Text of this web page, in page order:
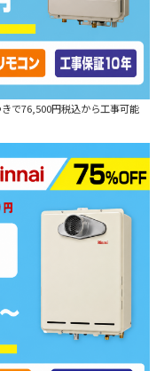
で76,500円税込から工事可能